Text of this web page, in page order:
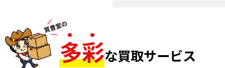
多彩な買取サービス